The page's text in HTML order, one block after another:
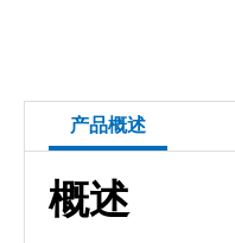
产品概述
概述